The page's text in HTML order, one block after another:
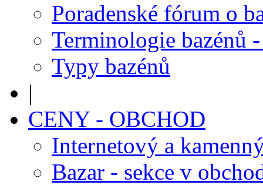
Poradenské fórum o
Terminologie bazénů
Typy bazénů
|
CENY - OBCHOD
Internetový a
Bazar - sekce v